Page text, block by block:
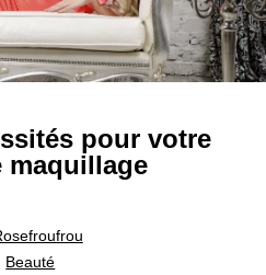
pour votre
maquillage
Beauté